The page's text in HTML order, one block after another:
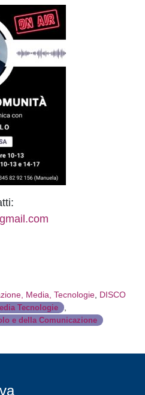
Media, Tecnologie DISCO
Tecnologie
e della Comunicazione